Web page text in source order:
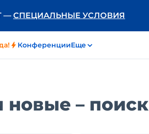
— СПЕЦИАЛЬНЫЕ УСЛОВИЯ
КонференцииЕще
– поиск